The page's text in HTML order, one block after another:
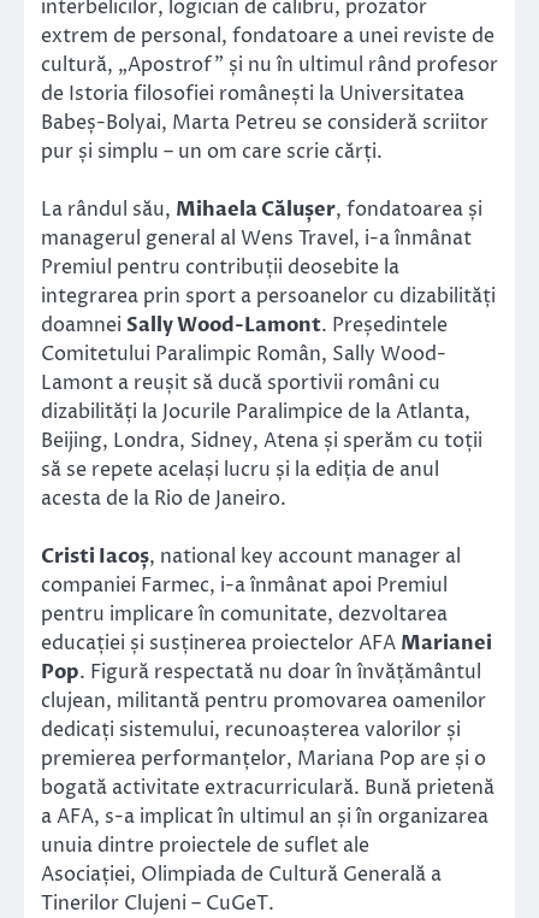
interbelicilor, logician de calibru, prozator
extrem de personal, fondatoare a unei reviste de
cultură, „Apostrof” și nu în ultimul rând profesor
de Istoria filosofiei românești la Universitatea
Babeș-Bolyai, Marta Petreu se consideră scriitor
pur și simplu – un om care scrie cărți.
La rândul său, Mihaela Călușer, fondatoarea și
managerul general al Wens Travel, i-a înmânat
Premiul pentru contribuții deosebite la
integrarea prin sport a persoanelor cu dizabilități
doamnei Sally Wood-Lamont. Președintele
Comitetului Paralimpic Român, Sally Wood-
Lamont a reușit să ducă sportivii români cu
dizabilități la Jocurile Paralimpice de la Atlanta,
Beijing, Londra, Sidney, Atena și sperăm cu toții
să se repete același lucru și la ediția de anul
acesta de la Rio de Janeiro.
Cristi Iacoș, national key account manager al
companiei Farmec, i-a înmânat apoi Premiul
pentru implicare în comunitate, dezvoltarea
educației și susținerea proiectelor AFA Marianei
Pop. Figură respectată nu doar în învățământul
clujean, militantă pentru promovarea oamenilor
dedicați sistemului, recunoașterea valorilor și
premierea performanțelor, Mariana Pop are și o
bogată activitate extracurriculară. Bună prietenă
a AFA, s-a implicat în ultimul an și în organizarea
unuia dintre proiectele de suflet ale
Asociației, Olimpiada de Cultură Generală a
Tinerilor Clujeni – CuGeT.